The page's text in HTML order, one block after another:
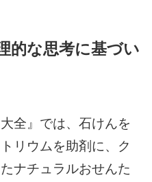
的な思考に基づい
全』では、石けんを
リウムを助剤に、ク
ナチュラルおせんた